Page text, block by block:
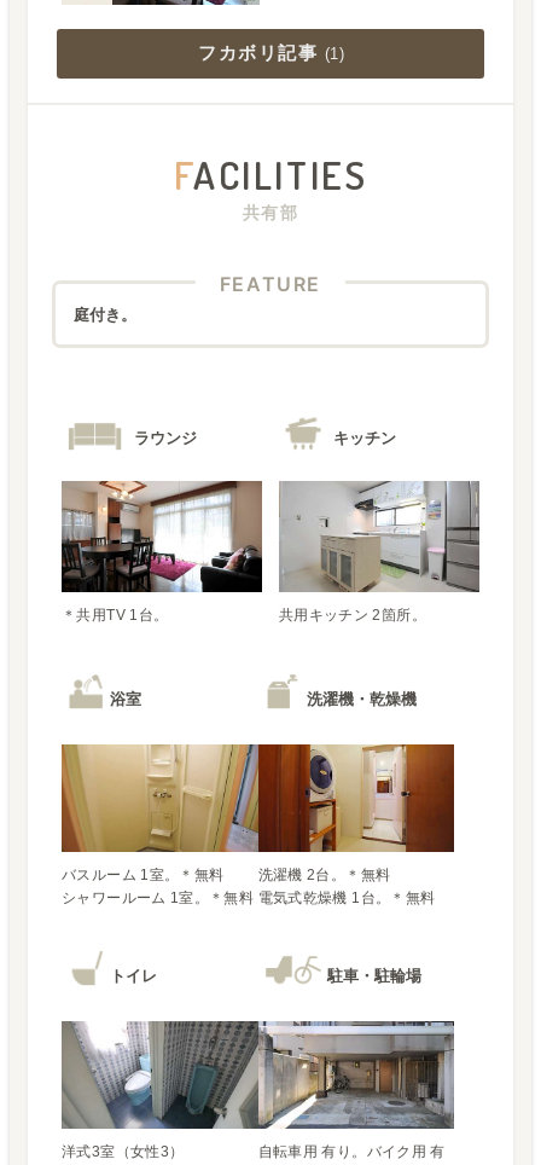
フカボリ記事 (1)
FACILITIES
共有部
FEATURE
庭付き。
ラウンジ
＊共用TV 1台。
キッチン
共用キッチン 2箇所。
浴室
バスルーム 1室。＊無料
洗濯機・乾燥機
洗濯機 2台。＊無料
電気式乾燥機 1台。＊無料
トイレ
洋式3室（女性3）
駐車・駐輪場
自転車用 有り。バイク用 有